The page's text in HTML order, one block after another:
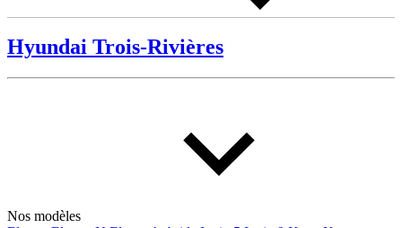
Hyundai Trois-Rivières
Nos modèles